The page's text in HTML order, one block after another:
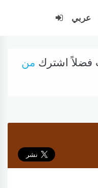
عربي
فضلاً اشترك من